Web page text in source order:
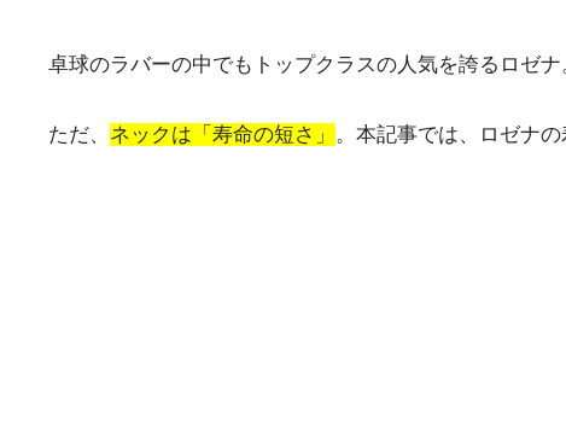
卓球のラバーの中でもトップクラスの人気を誇るロゼ
ただ、 ネックは「寿命の短さ」 。本記事では、ロゼナ